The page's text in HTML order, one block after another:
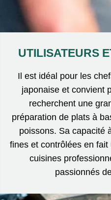
UTILISATEURS
Il est idéal pour les
japonaise et convient
recherchent une
préparation de plats à
poissons. Sa capacité
fines et contrôlées en
cuisines
passionnés